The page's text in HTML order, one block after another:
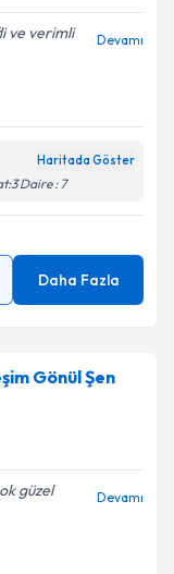
ve verimli
Devamı
Haritada Göster
Daire : 7
Daha Fazla
Gönül Şen
güzel
Devamı